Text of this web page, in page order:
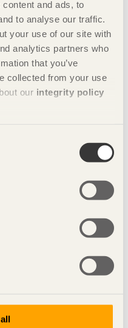
and ads, to
to analyse our traffic.
your use of our site with
analytics partners who
that you’ve
collected from your use
our integrity policy